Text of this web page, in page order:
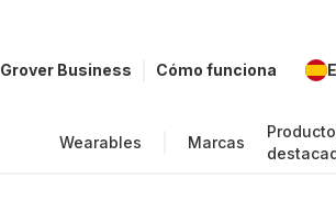
Grover Business Cómo funciona
Wearables Marcas